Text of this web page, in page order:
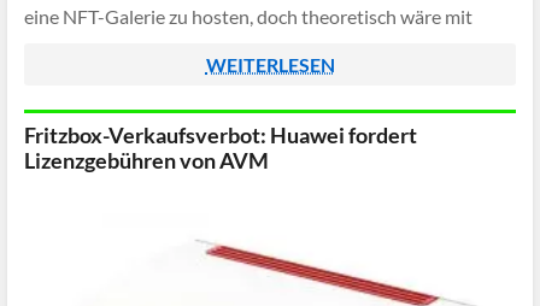
eine NFT-Galerie zu hosten, doch theoretisch wäre mit
WEITERLESEN
Fritzbox-Verkaufsverbot: Huawei fordert
Lizenzgebühren von AVM